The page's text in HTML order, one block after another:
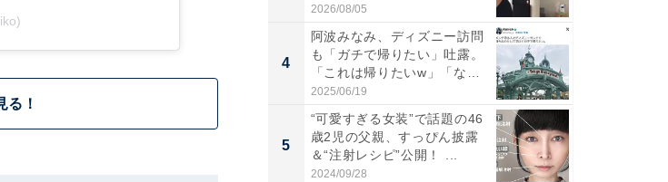
る！
れ...
2026/08/05
4
阿波みなみ、ディズニー訪問
も「ガチで帰りたい」吐露。
「これは帰りたいw」「なん
ち...
2025/06/19
5
“可愛すぎる女装”で話題の46
歳2児の父親、すっぴん披露
＆“注射レシピ”公開！ ...
2024/09/28